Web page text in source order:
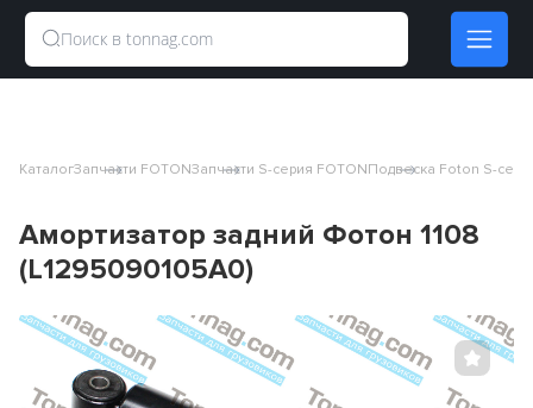
КаталогЗапчасти FOTONЗапчасти S-серия FOTONПодвеска Foton S-
Амортизатор задний Фотон 1108
(L1295090105A0)